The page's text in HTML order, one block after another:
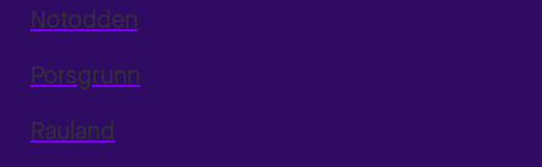
Notodden
Porsgrunn
Rauland